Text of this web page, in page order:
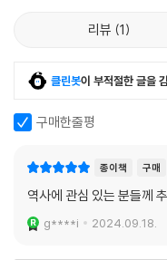
1권 : 빅뱅에서 알렉산드로스
우주 탄생의 순간, 공룡이
리스와 아테네의 광장까지
다. 1권을 펼치자마자, 독자
다. 빅뱅, 우주의 탄생이라니
고 난 뒤에야 인류 이야기에
문명 교류의 흔적을 훑는다.
리뷰 1
클린봇이 부적절한 글을
구매한줄평
종이책 구매
역사에 관심 있는 분들께
g****i 2024.09.18.